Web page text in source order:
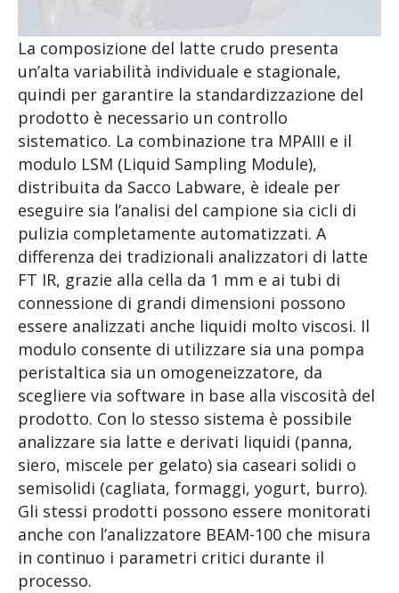
La composizione del latte crudo presenta
un’alta variabilità individuale e stagionale,
quindi per garantire la standardizzazione del
prodotto è necessario un controllo
sistematico. La combinazione tra MPAIII e il
modulo LSM (Liquid Sampling Module),
distribuita da Sacco Labware, è ideale per
eseguire sia l’analisi del campione sia cicli di
pulizia completamente automatizzati. A
differenza dei tradizionali analizzatori di latte
FT IR, grazie alla cella da 1 mm e ai tubi di
connessione di grandi dimensioni possono
essere analizzati anche liquidi molto viscosi. Il
modulo consente di utilizzare sia una pompa
peristaltica sia un omogeneizzatore, da
scegliere via software in base alla viscosità del
prodotto. Con lo stesso sistema è possibile
analizzare sia latte e derivati liquidi (panna,
siero, miscele per gelato) sia caseari solidi o
semisolidi (cagliata, formaggi, yogurt, burro).
Gli stessi prodotti possono essere monitorati
anche con l’analizzatore BEAM-100 che misura
in continuo i parametri critici durante il
processo.